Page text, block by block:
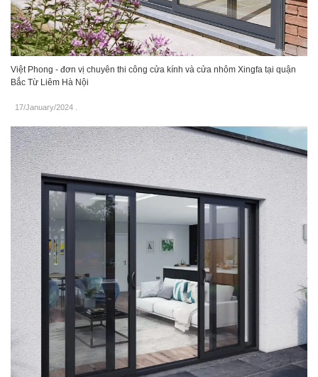
Việt Phong - đơn vị chuyên thi công cửa kính và cửa nhôm Xingfa tại quận
Bắc Từ Liêm Hà Nội
17/January/2024